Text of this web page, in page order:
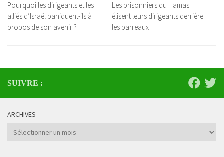
Pourquoi les dirigeants et les
alliés d’Israël paniquent-ils à
propos de son avenir ?
Les prisonniers du Hamas
élisent leurs dirigeants derrière
les barreaux
SUIVRE :
ARCHIVES
Archives